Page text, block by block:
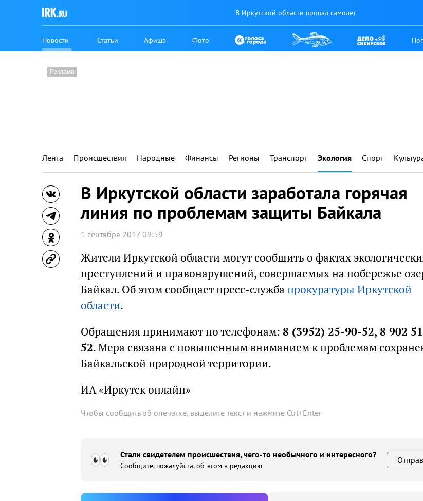
В Иркутской области пропал самолет
Новости Статьи Афиша Фото
Лента Происшествия Народные Финансы Регионы Транспорт Экология Спорт
В Иркутской области заработала горячая
линия по проблемам защиты Байкала
1 сентября 2017 09:59
Жители Иркутской области могут сообщить о фактах
преступлений и правонарушений, совершаемых на побережье
Байкал. Об этом сообщает пресс-служба прокуратуры Иркутской
области.
Обращения принимают по телефонам: 8 (3952) 25-90-52, 8 902
52. Мера связана с повышенным вниманием к проблемам
Байкальской природной территории.
ИА «Иркутск онлайн»
Чтобы сообщить об опечатке, выделите текст и нажмите Ctrl+Enter
Стали свидетелем происшествия, чего-то необычного и интересного?
Сообщите, пожалуйста, об этом в редакцию